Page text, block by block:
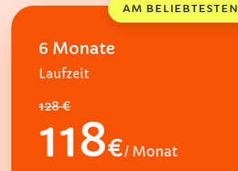
AM BELIEBTESTEN
6 Monate
Laufzeit
128 €
118€/ Monat